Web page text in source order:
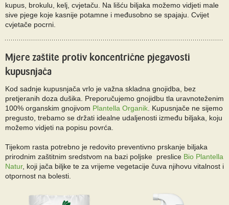
kupus, brokulu, kelj, cvjetaču. Na lišću biljaka možemo vidjeti male
sive pjege koje kasnije potamne i međusobno se spajaju. Cvijet
cvjetače pocrni.
Mjere zaštite protiv koncentrične pjegavosti
kupusnjača
Kod sadnje kupusnjača vrlo je važna skladna gnojidba, bez
pretjeranih doza dušika. Preporučujemo gnojidbu tla uravnoteženim
100% organskim gnojivom Plantella Organik . Kupusnjače ne sijemo
pregusto, trebamo se držati idealne udaljenosti između biljaka, koju
možemo vidjeti na popisu povrća.
Tijekom rasta potrebno je redovito preventivno prskanje biljaka
prirodnim zaštitnim sredstvom na bazi poljske preslice Bio Plantella
Natur, koji jača biljke te za vrijeme vegetacije čuva njihovu vitalnost i
otpornost na bolesti.